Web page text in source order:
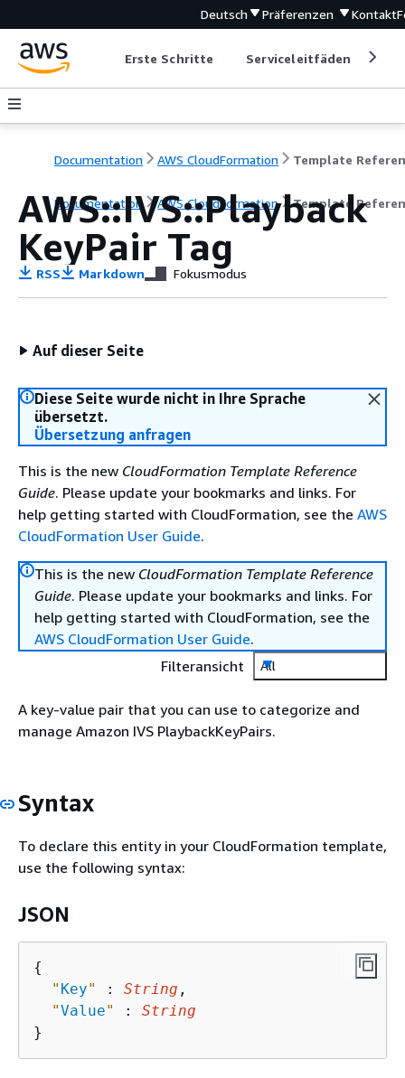
Deutsch Präferenzen Kontakt
Erste Schritte Serviceleitfäden
Documentation AWS CloudFormation Template
Documentation AWS CloudFormation Template
AWS::IVS::Playback
KeyPair Tag
RSS Markdown Fokusmodus
Auf dieser Seite
Diese Seite wurde nicht in Ihre Sprache
übersetzt.
Übersetzung anfragen
This is the new CloudFormation Template Reference
Guide. Please update your bookmarks and links. For
help getting started with CloudFormation, see the AWS
CloudFormation User Guide.
This is the new CloudFormation Template Reference
Guide. Please update your bookmarks and links. For
help getting started with CloudFormation, see the
AWS CloudFormation User Guide.
Filteransicht
All
A key-value pair that you can use to categorize and
manage Amazon IVS PlaybackKeyPairs.
Syntax
To declare this entity in your CloudFormation template,
use the following syntax:
JSON
{
" Key" : String ,
"Value" : String